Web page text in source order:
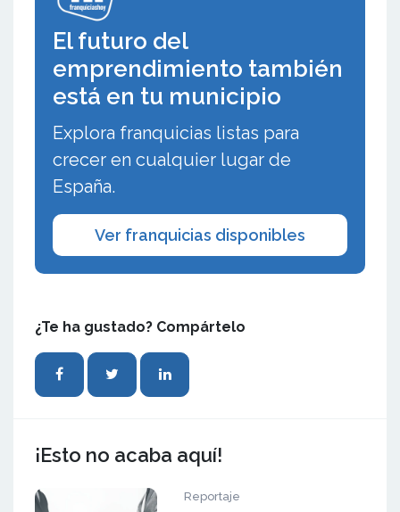
El futuro del
emprendimiento también
está en tu municipio
Explora franquicias listas para
crecer en cualquier lugar de
España.
Ver franquicias disponibles
¿Te ha gustado? Compártelo
¡Esto no acaba aquí!
Reportaje